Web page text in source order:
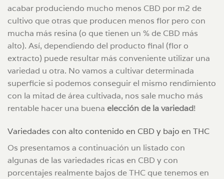
acabar produciendo mucho menos CBD por m2 de
cultivo que otras que producen menos flor pero con
mucha más resina (o que tienen un % de CBD más
alto). Así, dependiendo del producto final (flor o
extracto) puede resultar más conveniente utilizar una
variedad u otra. No vamos a cultivar determinada
superficie si podemos conseguir el mismo rendimiento
con la mitad de área cultivada, nos sale mucho más
rentable hacer una buena elección de la variedad!
Variedades con alto contenido en CBD y bajo en THC
Os presentamos a continuación un listado con
algunas de las variedades ricas en CBD y con
porcentajes realmente bajos de THC que tenemos en